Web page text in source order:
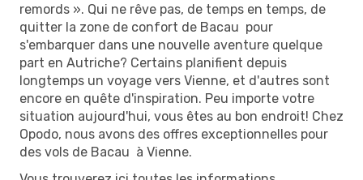
remords ». Qui ne rêve pas, de temps en temps, de
quitter la zone de confort de Bacau pour
s'embarquer dans une nouvelle aventure quelque
part en Autriche? Certains planifient depuis
longtemps un voyage vers Vienne, et d'autres sont
encore en quête d'inspiration. Peu importe votre
situation aujourd'hui, vous êtes au bon endroit! Chez
Opodo, nous avons des offres exceptionnelles pour
des vols de Bacau à Vienne.